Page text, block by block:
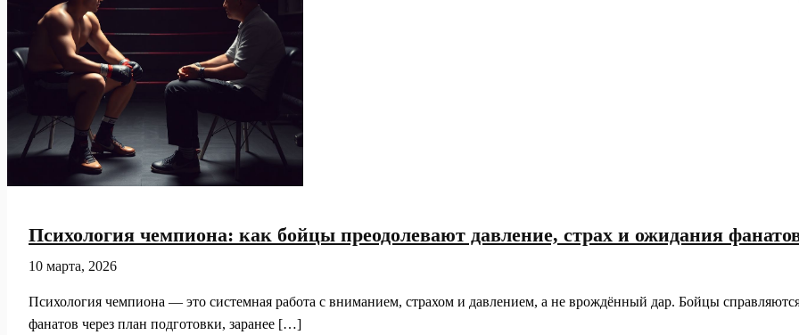
Психология чемпиона: как бойцы преодолевают давление, страх и ожидания
10 марта, 2026
Психология чемпиона — это системная работа с вниманием, страхом и давлением, а не врождённый дар. Бойцы
фанатов через план подготовки, заранее […]